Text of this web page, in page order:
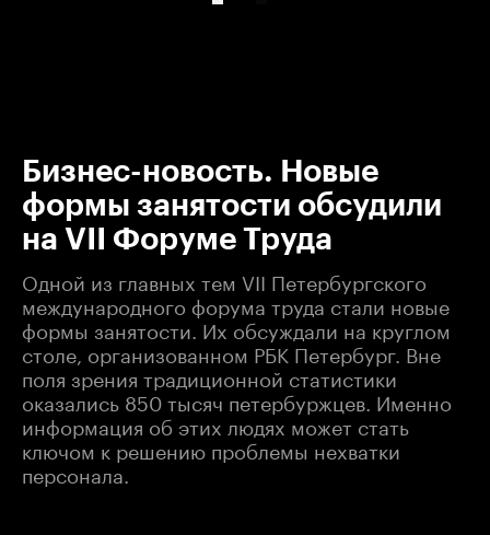
Бизнес-новость. Новые
формы занятости обсудили
на VII Форуме Труда
Одной из главных тем VII Петербургского
международного форума труда стали новые
формы занятости. Их обсуждали на круглом
столе, организованном РБК Петербург. Вне
поля зрения традиционной статистики
оказались 850 тысяч петербуржцев. Именно
информация об этих людях может стать
ключом к решению проблемы нехватки
персонала.